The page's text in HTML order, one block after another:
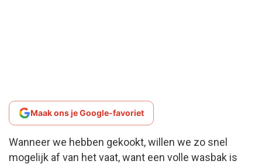
Maak ons je Google-favoriet
Wanneer we hebben gekookt, willen we zo snel
mogelijk af van het vaat, want een volle wasbak is